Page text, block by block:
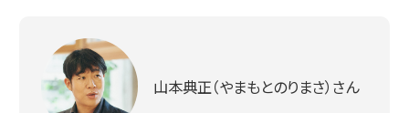
山本典正（やまもとのりまさ）さん